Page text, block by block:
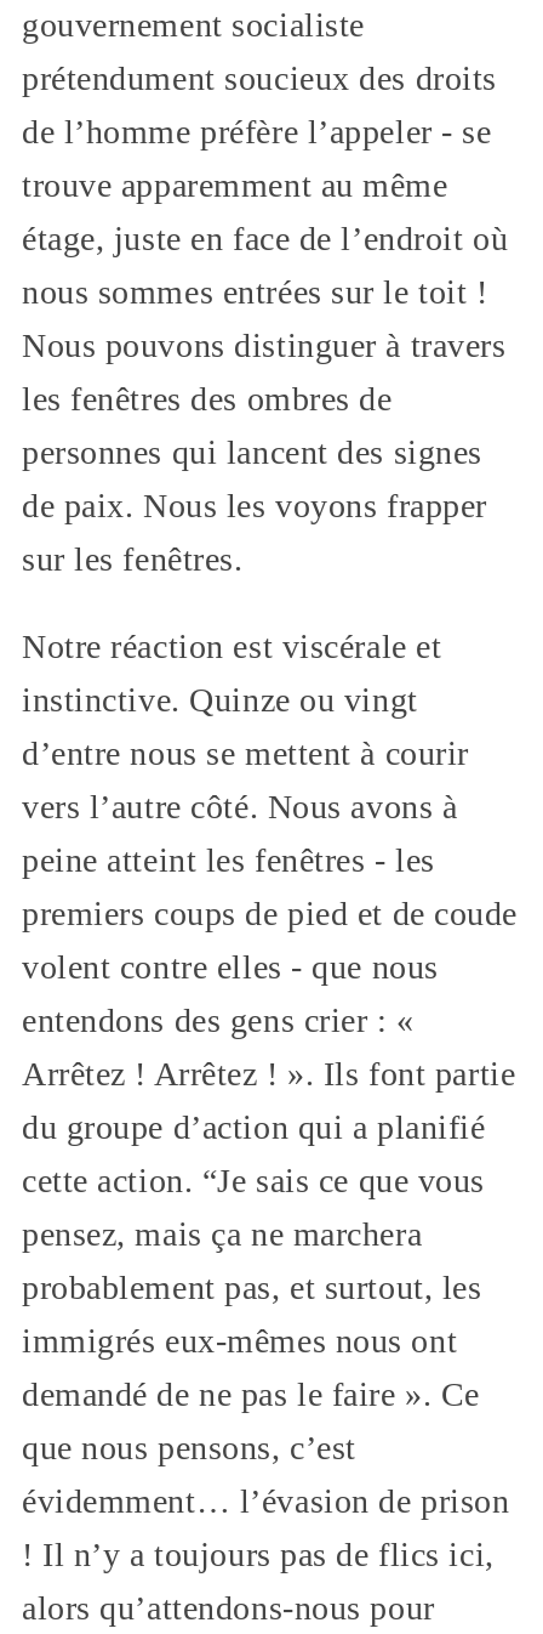
gouvernement socialiste
prétendument soucieux des droits
de l’homme préfère l’appeler - se
trouve apparemment au même
étage, juste en face de l’endroit où
nous sommes entrées sur le toit !
Nous pouvons distinguer à travers
les fenêtres des ombres de
personnes qui lancent des signes
de paix. Nous les voyons frapper
sur les fenêtres.
Notre réaction est viscérale et
instinctive. Quinze ou vingt
d’entre nous se mettent à courir
vers l’autre côté. Nous avons à
peine atteint les fenêtres - les
premiers coups de pied et de coude
volent contre elles - que nous
entendons des gens crier : «
Arrêtez ! Arrêtez ! ». Ils font partie
du groupe d’action qui a planifié
cette action. “Je sais ce que vous
pensez, mais ça ne marchera
probablement pas, et surtout, les
immigrés eux-mêmes nous ont
demandé de ne pas le faire ». Ce
que nous pensons, c’est
évidemment… l’évasion de prison
! Il n’y a toujours pas de flics ici,
alors qu’attendons-nous pour